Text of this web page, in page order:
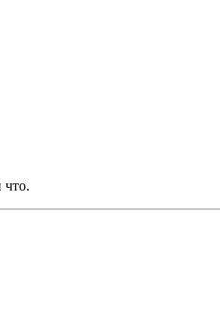
что.